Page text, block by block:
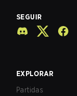
SEGUIR
EXPLORAR
Partidas